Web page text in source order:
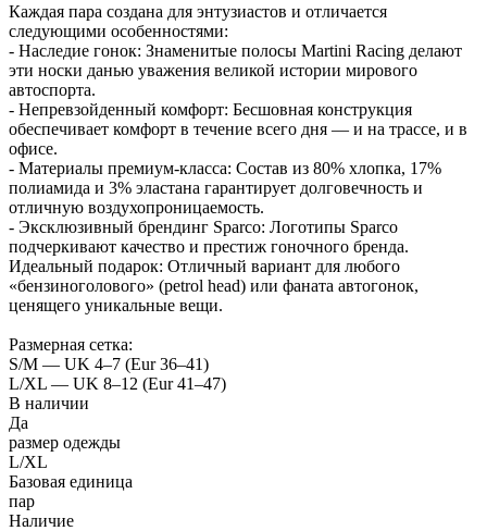
Каждая пара создана для энтузиастов и отличается
следующими особенностями:
- Наследие гонок: Знаменитые полосы Martini Racing делают
эти носки данью уважения великой истории мирового
автоспорта.
- Непревзойденный комфорт: Бесшовная конструкция
обеспечивает комфорт в течение всего дня — и на трассе, и в
офисе.
- Материалы премиум-класса: Состав из 80% хлопка, 17%
полиамида и 3% эластана гарантирует долговечность и
отличную воздухопроницаемость.
- Эксклюзивный брендинг Sparco: Логотипы Sparco
подчеркивают качество и престиж гоночного бренда.
Идеальный подарок: Отличный вариант для любого
«бензиноголового» (petrol head) или фаната автогонок,
ценящего уникальные вещи.
Размерная сетка:
S/M — UK 4–7 (Eur 36–41)
L/XL — UK 8–12 (Eur 41–47)
В наличии
Да
размер одежды
L/XL
Базовая единица
пар
Наличие